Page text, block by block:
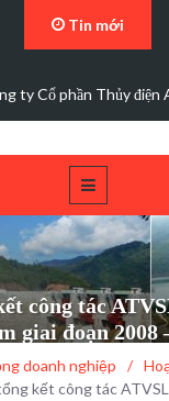
Tin mới
điện mặt trời mái nhà
công tác
giai đoạn 2008
doanh nghiệp /
kết công tác